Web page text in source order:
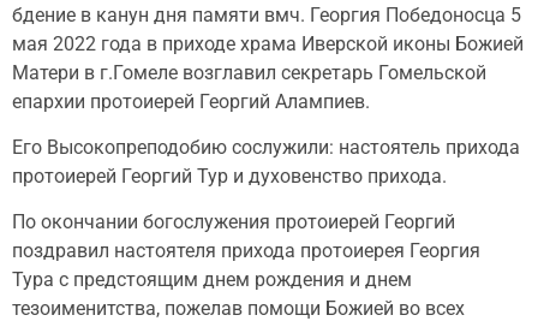
бдение в канун дня памяти вмч. Георгия Победоносца 5
мая 2022 года в приходе храма Иверской иконы Божией
Матери в г.Гомеле возглавил секретарь Гомельской
епархии протоиерей Георгий Алампиев.
Его Высокопреподобию сослужили: настоятель прихода
протоиерей Георгий Тур и духовенство прихода.
По окончании богослужения протоиерей Георгий
поздравил настоятеля прихода протоиерея Георгия
Тура с предстоящим днем рождения и днем
тезоименитства, пожелав помощи Божией во всех